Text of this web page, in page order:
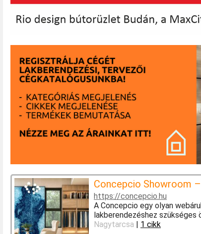
Concepcio Showroom
https://concepcio.hu
A Concepcio egy olyan
lakberendezéshez
Nagytarcsa | 1 cikk